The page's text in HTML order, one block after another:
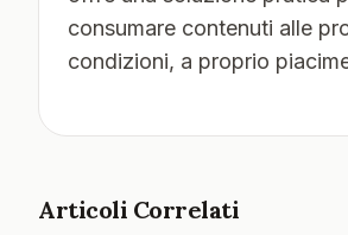
consumare contenuti alle
condizioni, a proprio
Articoli Correlati